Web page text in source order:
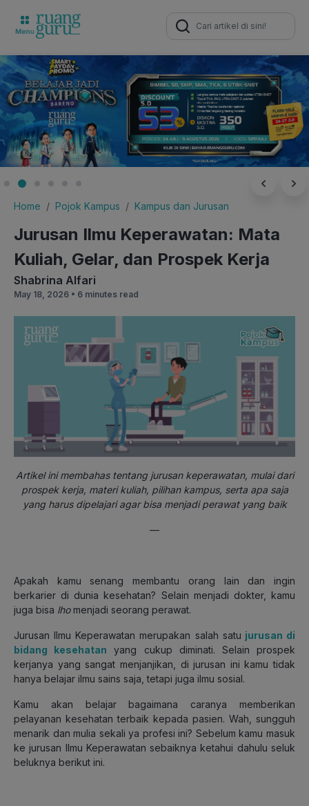
Search
for:
Home Pojok Kampus Kampus dan Jurusan
Jurusan Ilmu Keperawatan: Mata
Kuliah, Gelar, dan Prospek Kerja
Shabrina Alfari
May 18, 2026 • 6 minutes read
Artikel ini membahas tentang jurusan keperawatan, mulai dari
prospek kerja, materi kuliah, pilihan kampus, serta apa saja
yang harus dipelajari agar bisa menjadi perawat yang baik
—
Apakah kamu senang membantu orang lain dan ingin
berkarier di dunia kesehatan? Selain menjadi dokter, kamu
juga bisa lhomenjadi seorang perawat.
Jurusan Ilmu Keperawatan merupakan salah satu jurusan di
bidang kesehatan yang cukup diminati. Selain prospek
kerjanya yang sangat menjanjikan, di jurusan ini kamu tidak
hanya belajar ilmu sains saja, tetapi juga ilmu sosial.
Kamu akan belajar bagaimana caranya memberikan
pelayanan kesehatan terbaik kepada pasien. Wah, sungguh
menarik dan mulia sekali ya profesi ini? Sebelum kamu masuk
ke jurusan Ilmu Keperawatan sebaiknya ketahui dahulu seluk
beluknya berikut ini.